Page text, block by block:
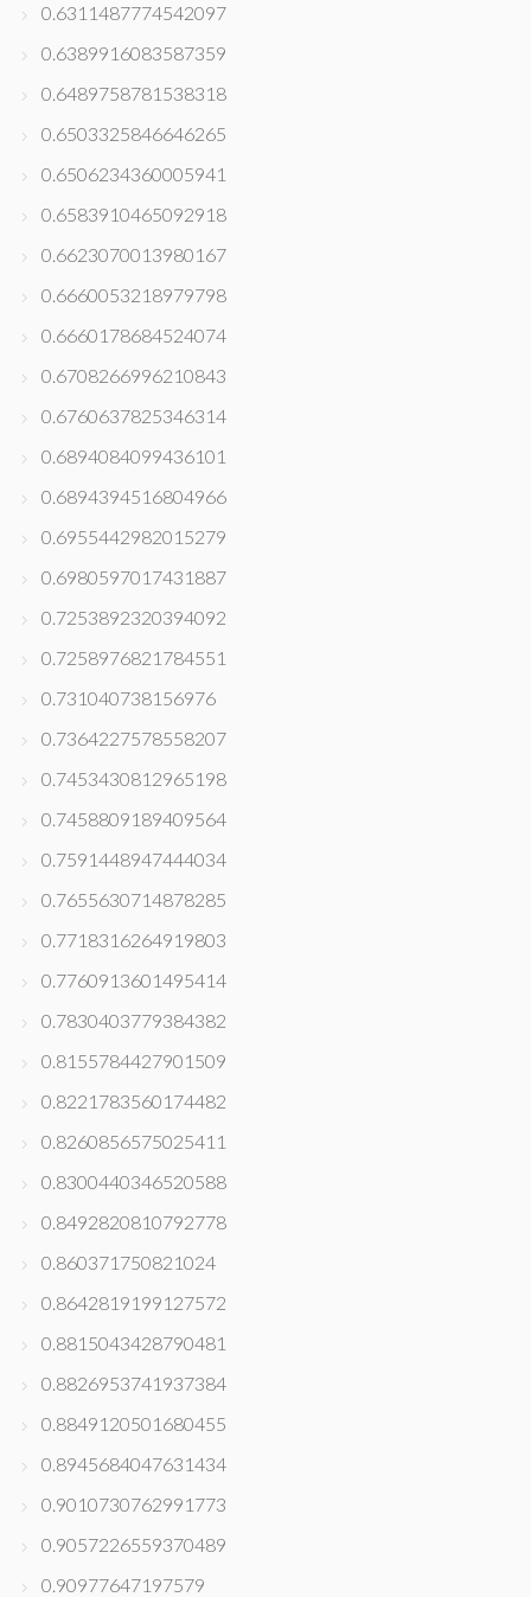
0.6311487774542097
0.6389916083587359
0.6489758781538318
0.6503325846646265
0.6506234360005941
0.6583910465092918
0.6623070013980167
0.6660053218979798
0.6660178684524074
0.6708266996210843
0.6760637825346314
0.6894084099436101
0.6894394516804966
0.6955442982015279
0.6980597017431887
0.7253892320394092
0.7258976821784551
0.731040738156976
0.7364227578558207
0.7453430812965198
0.7458809189409564
0.7591448947444034
0.7655630714878285
0.7718316264919803
0.7760913601495414
0.7830403779384382
0.8155784427901509
0.8221783560174482
0.8260856575025411
0.8300440346520588
0.8492820810792778
0.860371750821024
0.8642819199127572
0.8815043428790481
0.8826953741937384
0.8849120501680455
0.8945684047631434
0.9010730762991773
0.9057226559370489
0.90977647197579